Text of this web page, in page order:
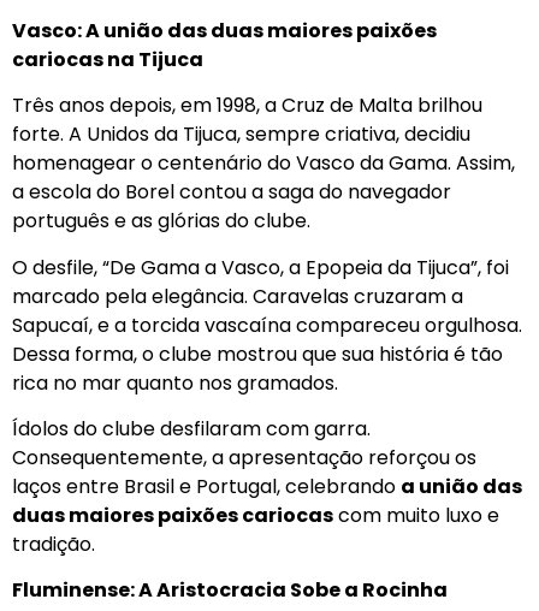
Vasco: A união das duas maiores paixões
cariocas na Tijuca
Três anos depois, em 1998, a Cruz de Malta brilhou
forte. A Unidos da Tijuca, sempre criativa, decidiu
homenagear o centenário do Vasco da Gama. Assim,
a escola do Borel contou a saga do navegador
português e as glórias do clube.
O desfile, “De Gama a Vasco, a Epopeia da Tijuca”, foi
marcado pela elegância. Caravelas cruzaram a
Sapucaí, e a torcida vascaína compareceu orgulhosa.
Dessa forma, o clube mostrou que sua história é tão
rica no mar quanto nos gramados.
Ídolos do clube desfilaram com garra.
Consequentemente, a apresentação reforçou os
laços entre Brasil e Portugal, celebrando a união das
duas maiores paixões cariocascom muito luxo e
tradição.
Fluminense: A Aristocracia Sobe a Rocinha